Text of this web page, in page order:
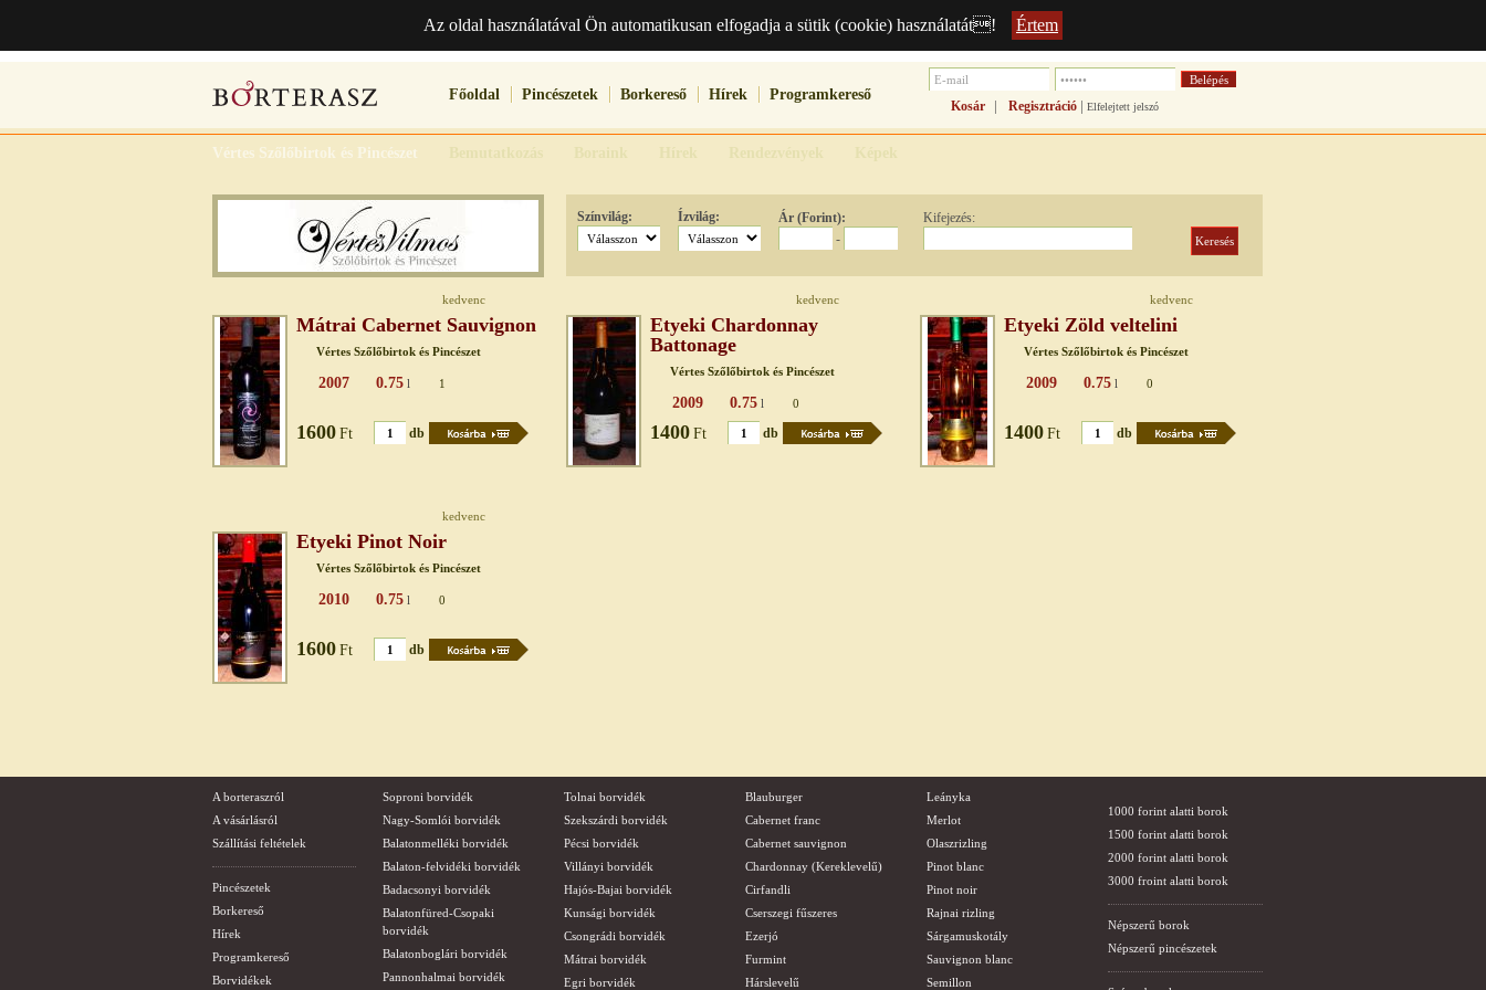
Az oldal használatával Ön automatikusan elfogadja a sütik (cookie) használatát! Értem
Főoldal Pincészetek Borkereső Hírek Programkereső
Kosár | Regisztráció | Elfelejtett jelszó
Vértes Szőlőbirtok és Pincészet
Színvilág: Ízvilág:
Ár (Forint):
-
Kifejezés:
kedvenc
Mátrai Cabernet Sauvignon
Vértes Szőlőbirtok és Pincészet
2007 0.75 l 1
1600 Ft db
kedvenc
Etyeki Chardonnay
Battonage
Vértes Szőlőbirtok és Pincészet
2009 0.75 l 0
1400 Ft db
kedvenc
Etyeki Zöld veltelini
Vértes Szőlőbirtok és Pincészet
2009 0.75 l 0
1400 Ft db
kedvenc
Etyeki Pinot Noir
Vértes Szőlőbirtok és Pincészet
2010 0.75 l 0
1600 Ft db
A borteraszról
A vásárlásról
Szállítási feltételek
Pincészetek
Borkereső
Hírek
Programkereső
Borvidékek
Soproni borvidék
Nagy-Somlói borvidék
Balatonmelléki borvidék
Balaton-felvidéki borvidék
Badacsonyi borvidék
Balatonfüred-Csopaki
borvidék
Balatonboglári borvidék
Pannonhalmai borvidék
Tolnai borvidék
Szekszárdi borvidék
Pécsi borvidék
Villányi borvidék
Hajós-Bajai borvidék
Kunsági borvidék
Csongrádi borvidék
Mátrai borvidék
Egri borvidék
Blauburger
Cabernet franc
Cabernet sauvignon
Chardonnay (Kereklevelű)
Cirfandli
Cserszegi fűszeres
Ezerjó
Furmint
Hárslevelű
Leányka
Merlot
Olaszrizling
Pinot blanc
Pinot noir
Rajnai rizling
Sárgamuskotály
Sauvignon blanc
Semillon
1000 forint alatti borok
1500 forint alatti borok
2000 forint alatti borok
3000 froint alatti borok
Népszerű borok
Népszerű pincészetek